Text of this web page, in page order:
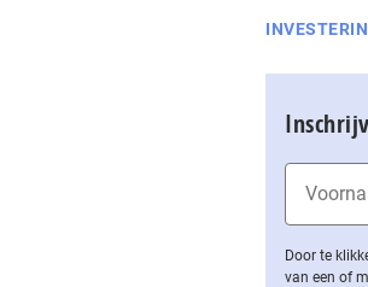
Door te
van een of